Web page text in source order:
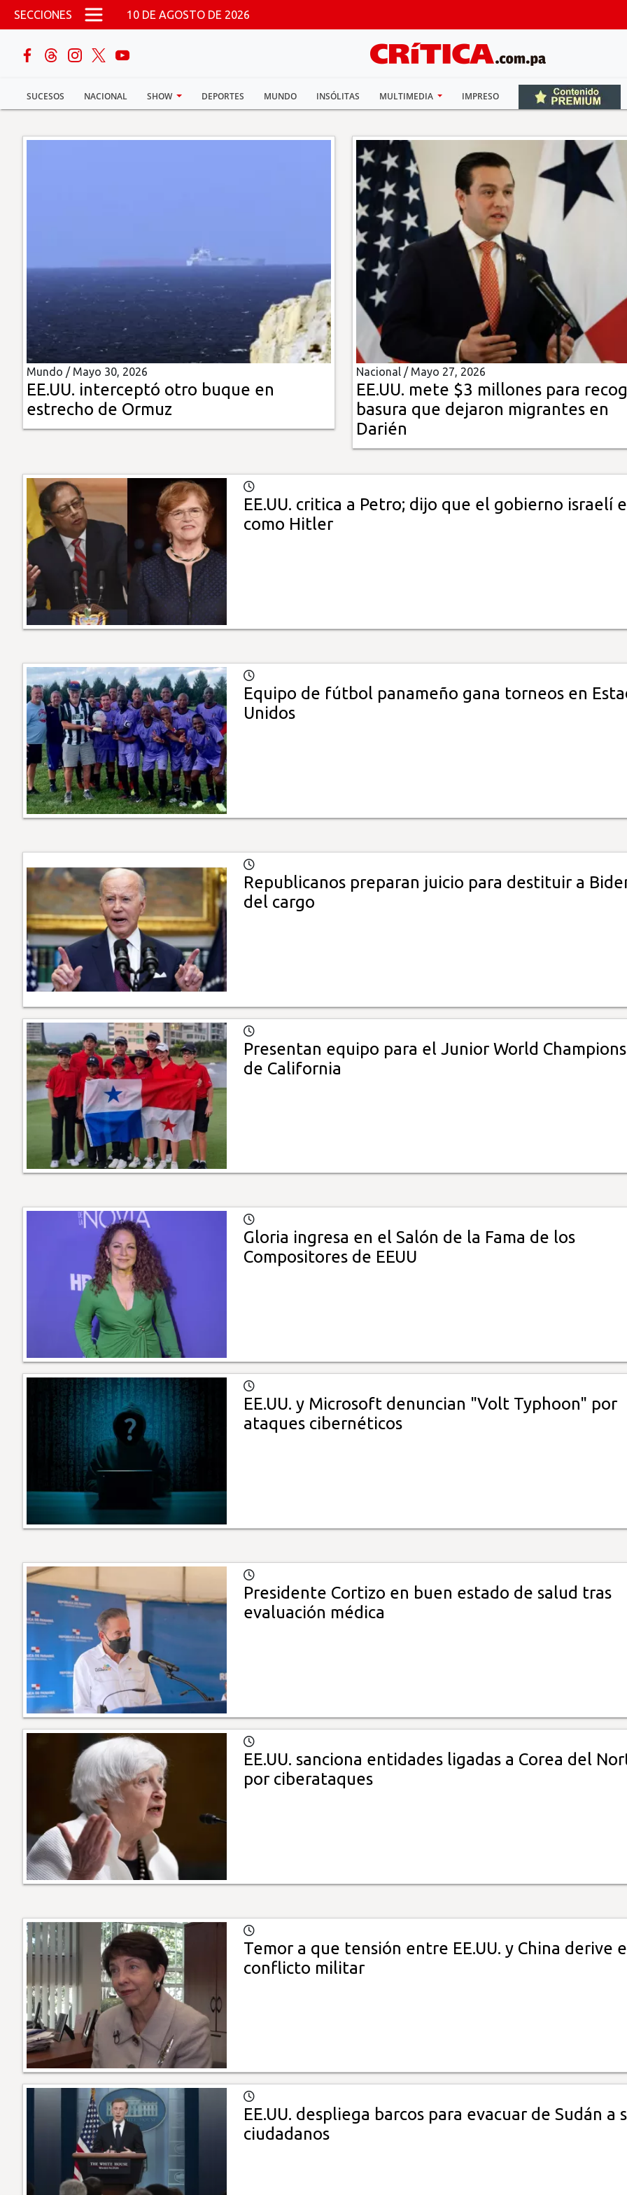
Pasar al contenido principal
SECCIONES 10 DE AGOSTO DE 2026
SUCESOS NACIONAL SHOW DEPORTES MUNDO INSÓLITAS MULTIMEDIA IMPRESO
buscar
Sucesos
Nacional
Mundo
Insólitas
Multimedia
Impreso
Mundo / Mayo 30, 2026
EE.UU. interceptó otro buque en
estrecho de Ormuz
Nacional / Mayo 27, 2026
EE.UU. mete $3 millones para
basura que dejaron migrantes en
Darién
EE.UU. critica a Petro; dijo que el gobierno israelí
como Hitler
Equipo de fútbol panameño gana torneos en
Unidos
Republicanos preparan juicio para destituir a
del cargo
Presentan equipo para el Junior World
de California
Gloria ingresa en el Salón de la Fama de los
Compositores de EEUU
EE.UU. y Microsoft denuncian "Volt Typhoon" por
ataques cibernéticos
Presidente Cortizo en buen estado de salud tras
evaluación médica
EE.UU. sanciona entidades ligadas a Corea del
por ciberataques
Temor a que tensión entre EE.UU. y China derive
conflicto militar
EE.UU. despliega barcos para evacuar de Sudán a
ciudadanos